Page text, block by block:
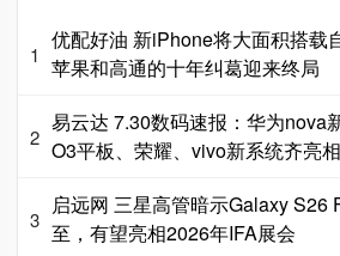
1
优配好油 新iPhone将大面积搭载
苹果和高通的十年纠葛迎来终局
2
易云达 7.30数码速报：华为nova
O3平板、荣耀、vivo新系统齐亮相
3
启远网 三星高管暗示Galaxy S26
至，有望亮相2026年IFA展会